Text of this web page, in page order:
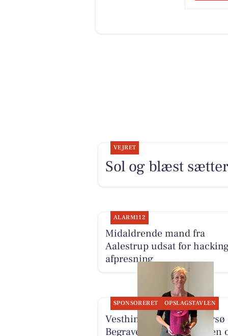
VEJRET
Sol og blæst
ALARM112
Midaldrende mand fra
Aalestrup udsat for
afpresning
SPONSORERET OPSLAGSTAVLEN
Vesthimmerlands og Farsø
Begravelse deler historien